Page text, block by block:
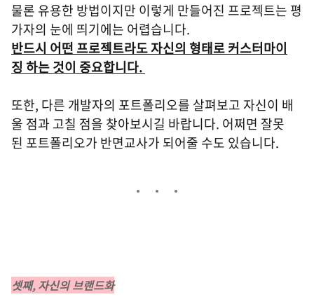
물론 유용한 방법이지만 이렇게 만들어진 프로젝트는 평
가자의 눈에 띄기에는 어렵습니다.
반드시 어떤 프로젝트라도 자신의 형태로 커스터마이
징 하는 것이 중요합니다.
또한, 다른 개발자의 포트폴리오를 살펴보고 자신이 배
울 점과 고칠 점을 찾아보시길 바랍니다. 어쩌면 잘못
된 포트폴리오가 반면교사가 되어줄 수도 있습니다.
셋째, 자신의 브랜드화